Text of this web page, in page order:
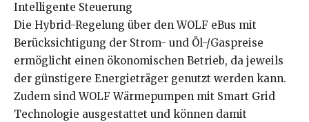
Intelligente Steuerung
Die Hybrid-Regelung über den WOLF eBus mit
Berücksichtigung der Strom- und Öl-/Gaspreise
ermöglicht einen ökonomischen Betrieb, da jeweils
der günstigere Energieträger genutzt werden kann.
Zudem sind WOLF Wärmepumpen mit Smart Grid
Technologie ausgestattet und können damit